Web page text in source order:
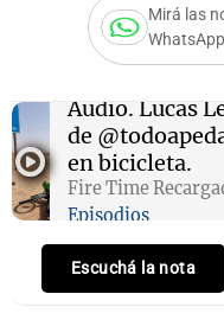
Mirá las
WhatsApp
Audio. Lucas
de
en bicicleta.
Fire Time
Episodios
Escuchá la nota
Notas
Mundial